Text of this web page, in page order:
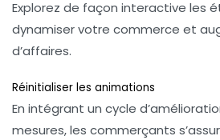
Explorez de façon interactive les
dynamiser votre commerce et
d’affaires.
Réinitialiser les animations
En intégrant un cycle
mesures, les commerçants